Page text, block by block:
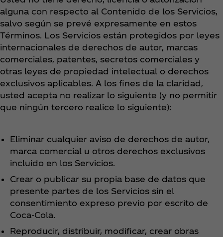
alguna con respecto al Contenido de los Servicios,
salvo según se prevé expresamente en estos
Términos. Los Servicios están protegidos por leyes
internacionales de derechos de autor, marcas
comerciales, patentes, secretos comerciales y
otras leyes de propiedad intelectual o derechos
exclusivos aplicables. A los fines de la claridad,
usted acepta no realizar lo siguiente (y no permitir
que ningún tercero realice lo siguiente):
Eliminar cualquier aviso de derechos de autor,
marca comercial u otros derechos exclusivos
incluido en los Servicios.
Crear o publicar su propia base de datos que
presente partes de los Servicios sin el
consentimiento expreso previo por escrito de
Coca‑Cola.
Reproducir, distribuir, modificar, crear obras